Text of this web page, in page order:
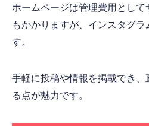
ホームページは管理費用とし
もかかりますが、インスタグ
す。
手軽に投稿や情報を掲載でき
る点が魅力です。